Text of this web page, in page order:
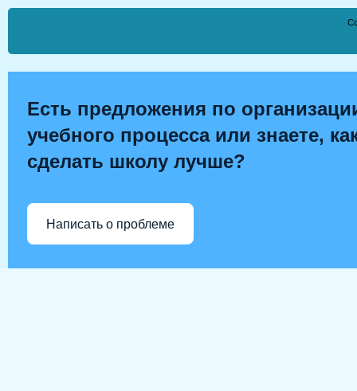
Есть предложения по
учебного процесса или знаете,
сделать школу лучше?
Написать о проблеме